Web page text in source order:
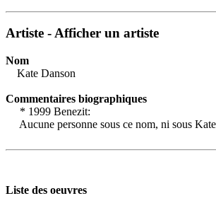
Artiste - Afficher un artiste
Nom
Kate Danson
Commentaires biographiques
* 1999 Benezit:
Aucune personne sous ce nom, ni sous
Liste des oeuvres